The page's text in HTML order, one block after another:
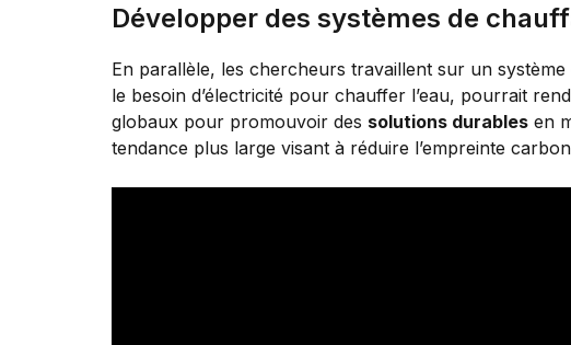
Développer des systèmes de
En parallèle, les chercheurs travaillent sur un
le besoin d’électricité pour chauffer l’eau, pourrait
globaux pour promouvoir des solutions durables en
tendance plus large visant à réduire l’empreinte